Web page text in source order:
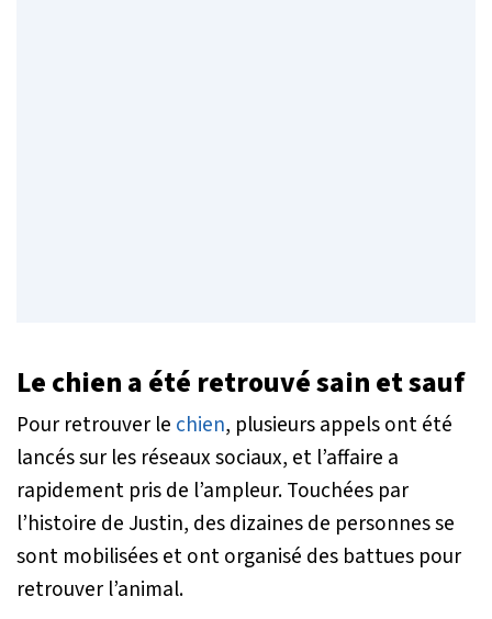
Le chien a été retrouvé sain et sauf
Pour retrouver le chien, plusieurs appels ont été
lancés sur les réseaux sociaux, et l’affaire a
rapidement pris de l’ampleur. Touchées par
l’histoire de Justin, des dizaines de personnes se
sont mobilisées et ont organisé des battues pour
retrouver l’animal.